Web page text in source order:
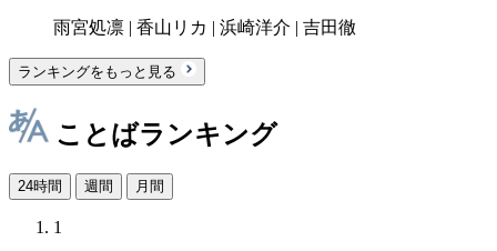
雨宮処凛 | 香山リカ | 浜崎洋介 | 吉田徹
ランキングをもっと見る
ことばランキング
24時間 週間 月間
1